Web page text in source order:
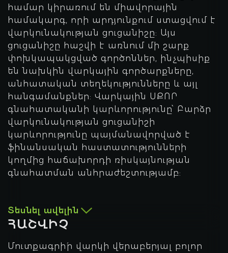
համար կիրառում են միավորային
համակարգ, որի արդյունքում ստացվում է
վարկունակության ցուցանիշը: Այս
ցուցանիշը հաշվի է առնում մի շարք
փոխկապակցված գործոններ, ինչպիսիք
են նախկին վարկային գործարքները,
անհատական տեղեկությունները և այլ
հանգամանքներ: Վարկային ՍՔՈՐ
գնահատականի կարևորությունը՝ Բարձր
վարկունակության ցուցանիշի
կարևորությունը պայմանավորված է
ֆինանսական հաստատությունների
կողմից հաճախորդի ռիսկայնության
գնահատման անհրաժեշտությամբ:
հաճախորդի միավորը վերին շեմին,
այնքան մեծ է ֆինանսավորում ստանալու
հավանականությունը:
Տեսնել ավելին
ՀԱՇՎԻՉ
Մուտքագրիˊր վարկի վերաբերյալ բոլոր